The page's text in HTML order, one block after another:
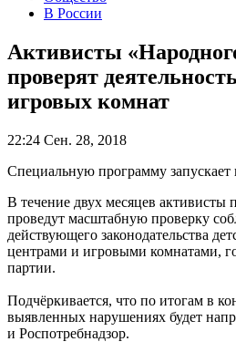
В России
Активисты
проверят
игровых комнат
22:24 Сен. 28, 2018
Специальную программу запускает
В течение двух месяцев активисты
проведут масштабную проверку
действующего законодательства
центрами и игровыми комнатами,
партии.
Подчёркивается, что по итогам в
выявленных нарушениях будет
и Роспотребнадзор.